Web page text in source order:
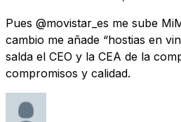
Pues @movistar_es me sube
cambio me añade “hostias en
salda el CEO y la CEA de la
compromisos y calidad.